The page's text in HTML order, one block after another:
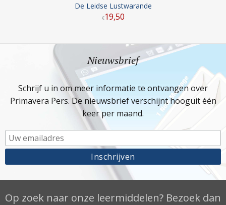
De Leidse Lustwarande
€19,50
Nieuwsbrief
Schrijf u in om meer informatie te ontvangen over
Primavera Pers. De nieuwsbrief verschijnt hooguit één
keer per maand.
Op zoek naar onze leermiddelen? Bezoek dan